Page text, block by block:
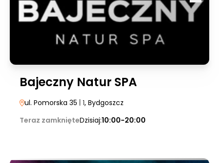
Bajeczny Natur SPA
ul. Pomorska 35 | 1, Bydgoszcz
Teraz zamknięteDzisiaj:10:00-20:00